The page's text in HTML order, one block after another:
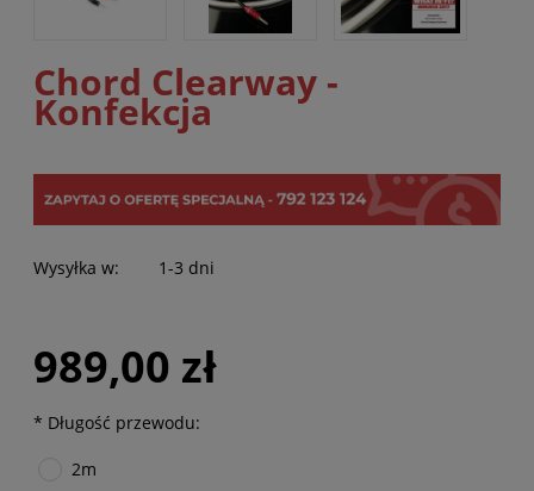
Chord Clearway -
Konfekcja
Wysyłka w: 1-3 dni
989,00 zł
* Długość przewodu:
2m